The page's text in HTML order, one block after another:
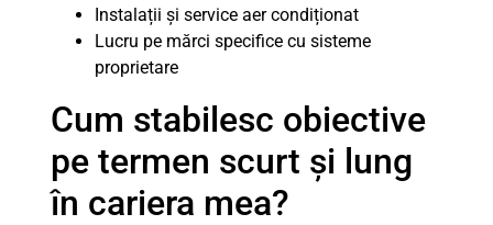
Instalații și service aer condiționat
Lucru pe mărci specifice cu sisteme
proprietare
Cum stabilesc obiective
pe termen scurt și lung
în cariera mea?